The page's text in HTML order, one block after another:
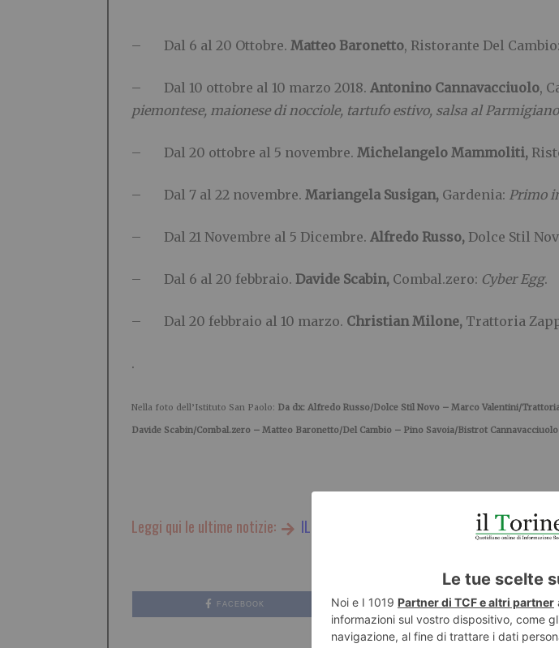
– Dal 6 al 20 Ottobre. Matteo Baronetto, Ristorante Del Cambio:
– Dal 10 ottobre al 10 marzo 2018. Antonino Cannavacciuolo,
piemontese, maionese di nocciole, tartufo estivo, salsa al Parmigiano
– Dal 20 ottobre al 5 novembre. Michelangelo Mammoliti,
– Dal 7 al 22 novembre. Mariangela Susigan, Gardenia: Primo
– Dal 21 Novembre al 5 Dicembre. Alfredo Russo, Dolce Stil
– Dal 6 al 20 febbraio. Davide Scabin, Combal.zero: Cyber Egg.
– Dal 20 febbraio al 10 marzo. Christian Milone, Trattoria
.
Nella foto dell’Istituto San Paolo: Da dx: Alfredo Russo/Dolce Stil Novo – Marco Valentini/
Davide Scabin/Combal.zero – Matteo Baronetto/Del Cambio – Pino Savoia/Bistrot Cannavacciuolo
Leggi qui le ultime notizie: IL TORINESE
FACEBOOK TWITTER